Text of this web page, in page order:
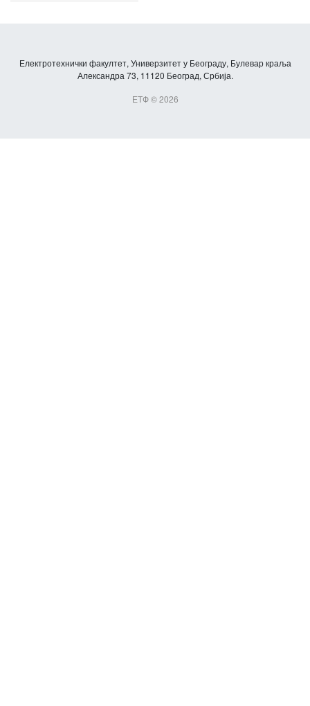
Електротехнички факултет, Универзитет у Београду, Булевар краља
Александра 73, 11120 Београд, Србија.
ЕТФ © 2026